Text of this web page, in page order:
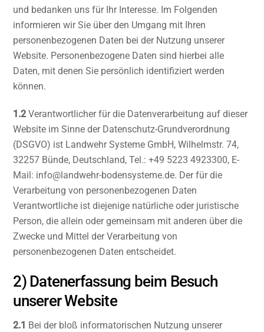
und bedanken uns für Ihr Interesse. Im Folgenden
informieren wir Sie über den Umgang mit Ihren
personenbezogenen Daten bei der Nutzung unserer
Website. Personenbezogene Daten sind hierbei alle
Daten, mit denen Sie persönlich identifiziert werden
können.
1.2 Verantwortlicher für die Datenverarbeitung auf dieser
Website im Sinne der Datenschutz-Grundverordnung
(DSGVO) ist Landwehr Systeme GmbH, Wilhelmstr. 74,
32257 Bünde, Deutschland, Tel.: +49 5223 4923300, E-
Mail: info@landwehr-bodensysteme.de. Der für die
Verarbeitung von personenbezogenen Daten
Verantwortliche ist diejenige natürliche oder juristische
Person, die allein oder gemeinsam mit anderen über die
Zwecke und Mittel der Verarbeitung von
personenbezogenen Daten entscheidet.
2) Datenerfassung beim Besuch
unserer Website
2.1 Bei der bloß informatorischen Nutzung unserer